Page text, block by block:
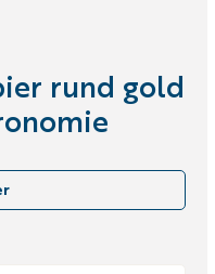
rund gold